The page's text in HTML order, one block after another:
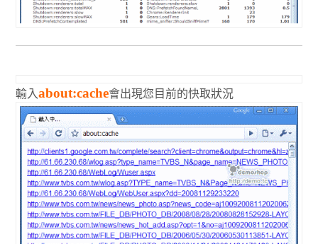
輸入about:cache會出現您目前的快取狀況